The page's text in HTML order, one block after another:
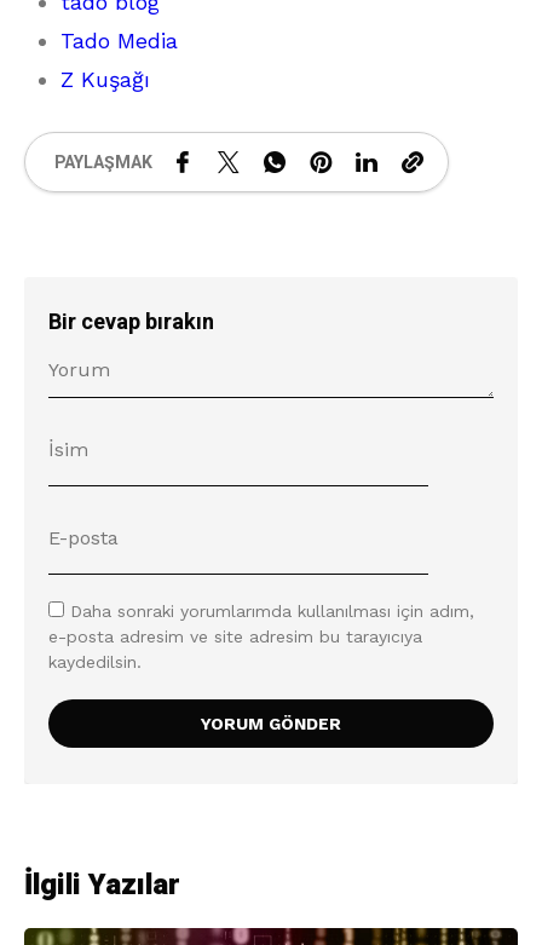
Tado Media
Z Kuşağı
PAYLAŞMAK
Bir cevap bırakın
Daha sonraki yorumlarımda kullanılması için adım,
e-posta adresim ve site adresim bu tarayıcıya
kaydedilsin.
İlgili Yazılar